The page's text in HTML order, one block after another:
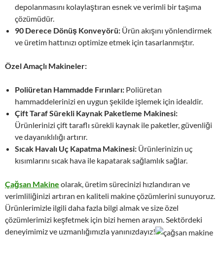
depolanmasını kolaylaştıran esnek ve verimli bir taşıma
çözümüdür.
90 Derece Dönüş Konveyörü: Ürün akışını yönlendirmek
ve üretim hattınızı optimize etmek için tasarlanmıştır.
Özel Amaçlı Makineler:
Poliüretan Hammadde Fırınları: Poliüretan
hammaddelerinizi en uygun şekilde işlemek için idealdir.
Çift Taraf Sürekli Kaynak Paketleme Makinesi:
Ürünlerinizi çift taraflı sürekli kaynak ile paketler, güvenliği
ve dayanıklılığı artırır.
Sıcak Havalı Uç Kapatma Makinesi: Ürünlerinizin uç
kısımlarını sıcak hava ile kapatarak sağlamlık sağlar.
Çağsan Makine olarak, üretim sürecinizi hızlandıran ve
verimliliğinizi artıran en kaliteli makine çözümlerini sunuyoruz.
Ürünlerimizle ilgili daha fazla bilgi almak ve size özel
çözümlerimizi keşfetmek için bizi hemen arayın. Sektördeki
deneyimimiz ve uzmanlığımızla yanınızdayız!